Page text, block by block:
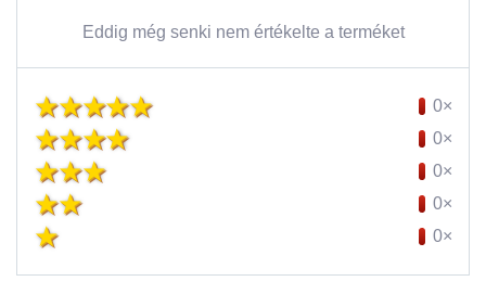
Eddig még senki nem értékelte a terméket
0×
0×
0×
0×
0×